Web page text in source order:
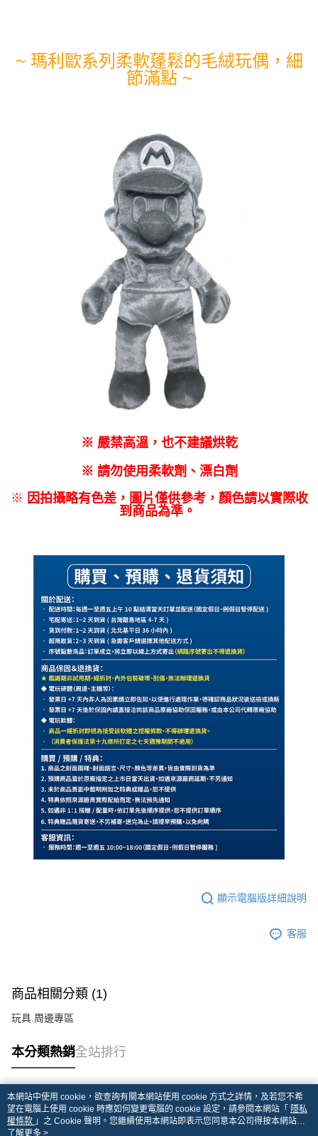
每筆NT$60，滿NT$1,290(含以上)免運費
每筆NT$60，滿NT$1,290(含以上)免運費
每筆NT$60，滿NT$1,290(含以上)免運費
每筆NT$75，滿NT$2,500(含以上)免運費
每筆NT$200，滿NT$1,790(含以上)免運費
~ 瑪利歐系列柔軟蓬鬆的毛絨玩偶，細
節滿點 ~
※ 嚴禁高溫，也不建議烘乾
※ 請勿使用柔軟劑、漂白劑
※ 因拍攝略有色差，圖片僅供參考，顏色請以實際收
到商品為準。
顯示電腦版詳細說明
客服
商品相關分類 (1)
玩具.周邊專區
本分類熱銷全站排行
熱門標籤
本網站中使用 cookie，欲查詢有關本網站使用 cookie 方式之詳情，及若您不希
望在電腦上使用 cookie 時應如何變更電腦的 cookie 設定，請參閱本網站「 隱私
權條款 」之 Cookie 聲明。您繼續使用本網站即表示您同意本公司得按本網站使
用條款之 Cookie 聲明使用 cookie。
了解更多 >